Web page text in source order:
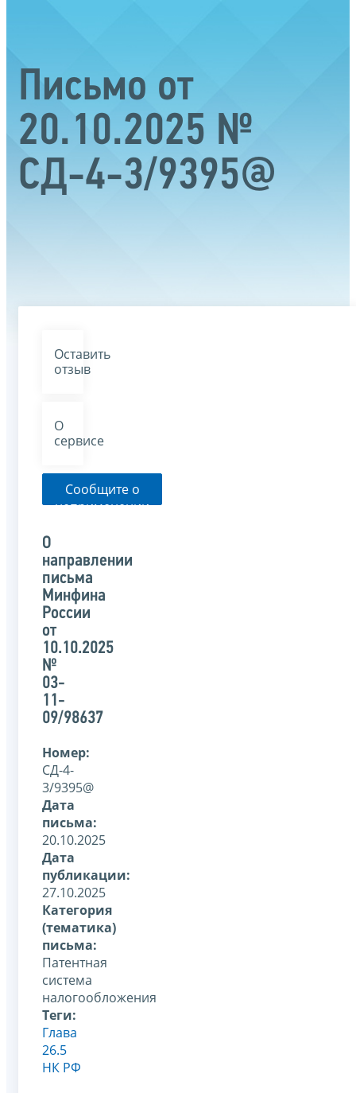
Письмо от
20.10.2025 №
СД-4-3/9395@
Оставить
отзыв
О
сервисе
Сообщите о
неприменении
указанного
письма
О
направлении
письма
Минфина
России
от
10.10.2025
№
03-
11-
09/98637
Номер:
СД-4-
3/9395@
Дата
письма:
20.10.2025
Дата
публикации:
27.10.2025
Категория
(тематика)
письма:
Патентная
система
налогообложения
Теги:
Глава
26.5
НК РФ